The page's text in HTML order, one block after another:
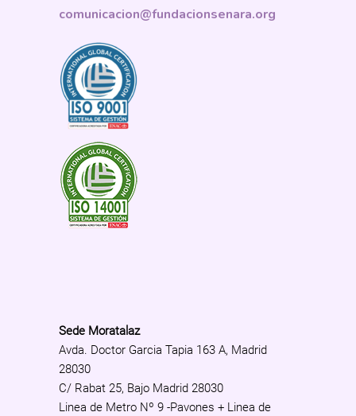
comunicacion@fundacionsenara.org
Sede Moratalaz
Avda. Doctor Garcia Tapia 163 A, Madrid
28030
C/ Rabat 25, Bajo Madrid 28030
Linea de Metro Nº 9 -Pavones + Linea de